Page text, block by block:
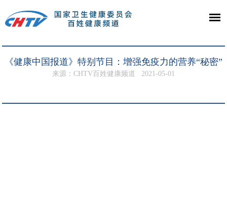
《健康中国报道》特别节目：增强免疫力的营养“秘密”
来源：CHTV百姓健康频道 2021-05-01